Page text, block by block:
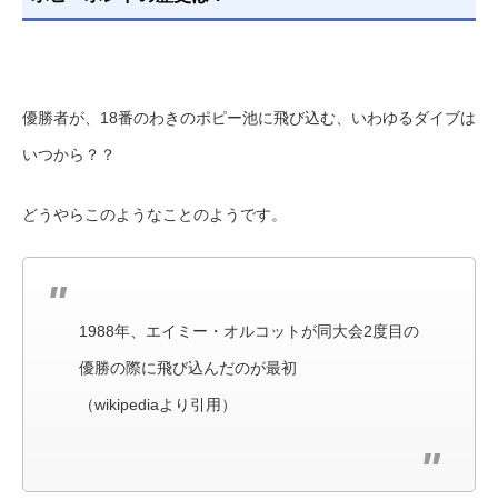
優勝者が、18番のわきのポピー池に飛び込む、いわゆるダイブは
いつから？？
どうやらこのようなことのようです。
1988年、エイミー・オルコットが同大会2度目の
優勝の際に飛び込んだのが最初
（wikipediaより引用）